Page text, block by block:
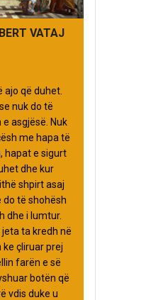
VATAJ
ajo që duhet.
nuk do të
asgjësë. Nuk
me hapa të
hapat e sigurt
dhe kur
shpirt asaj
do të shohësh
dhe i lumtur.
ta kredh në
çliruar prej
farën e së
botën që
vdis duke u